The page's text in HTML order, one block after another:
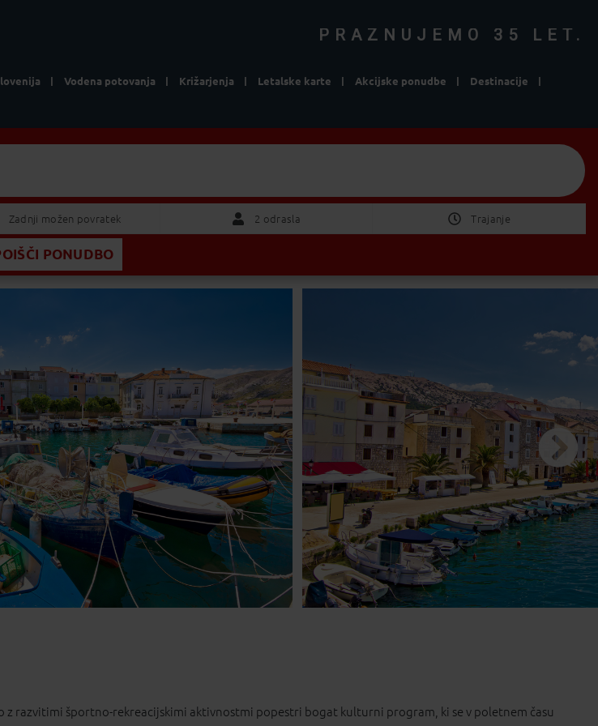
PRAZNUJEMO 35 LET.
Vodena potovanja Križarjenja Letalske karte Akcijske ponudbe Destinacije
Lokacija Vse ponudbe Izberite Odhod/Povratek 2 Odrasla
Zadnji možen povratek
15
22 23
29 30
5 6
cena
2 odrasla Trajanje
od 9 do 15 dni
dan
PONUDBO
razvitimi športno-rekreacijskimi aktivnostmi popestri bogat kulturni program, ki se v poletnem času